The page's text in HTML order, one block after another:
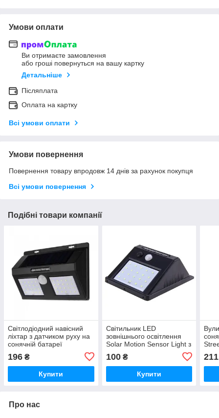
Умови оплати
Ви отримаєте замовлення
або гроші повернуться на вашу картку
Детальніше
Післяплата
Оплата на картку
Всі умови оплати
Умови повернення
Повернення товару впродовж 14 днів за рахунок покупця
Всі умови повернення
Подібні товари компанії
Світлодіодний навісний
ліхтар з датчиком руху на
сонячній батареї
1626A + solar 40 iC227
196 ₴
Купити
Світильник LED
зовнішнього освітлення
Solar Motion Sensor Light з
сонячних батареях iC227
100₴
Купити
211
Про нас